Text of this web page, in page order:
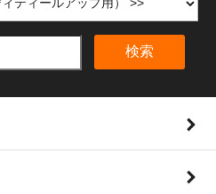
検索